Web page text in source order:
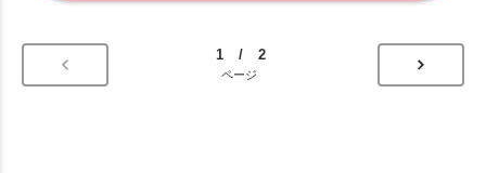
1 / 2
ページ